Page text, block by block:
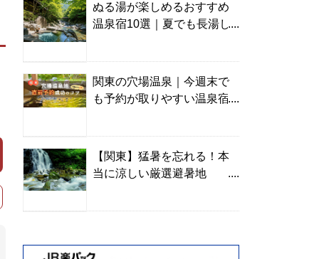
ぬる湯が楽しめるおすすめ
温泉宿10選｜夏でも長湯し
関東の穴場温泉｜今週末で
も予約が取りやすい温泉宿
【関東】猛暑を忘れる！本
当に涼しい厳選避暑地